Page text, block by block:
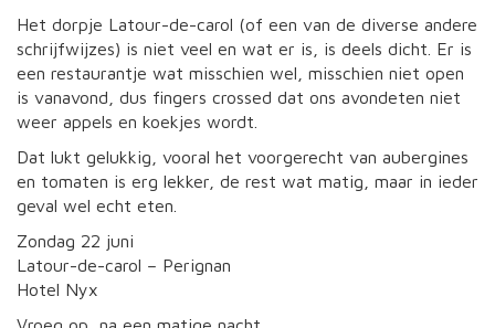
Het dorpje Latour-de-carol (of een van de diverse andere
schrijfwijzes) is niet veel en wat er is, is deels dicht. Er is
een restaurantje wat misschien wel, misschien niet open
is vanavond, dus fingers crossed dat ons avondeten niet
weer appels en koekjes wordt.
Dat lukt gelukkig, vooral het voorgerecht van aubergines
en tomaten is erg lekker, de rest wat matig, maar in ieder
geval wel echt eten.
Zondag 22 juni
Latour-de-carol – Perignan
Hotel Nyx